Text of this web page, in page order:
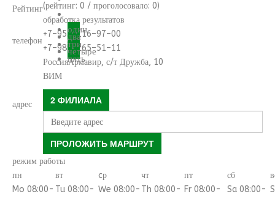
Рейтинг
один
два
три
четыре
пять
(рейтинг: 0 / проголосовало: 0)
обработка результатов
телефон
+7–953–116–97–00
+7–989–265–51–11
адрес
РоссияАрмавир, с/т Дружба, 10
ВИМ
2 ФИЛИАЛА
ПРОЛОЖИТЬ МАРШРУТ
режим работы
пн
вт cр чт пт сб
Mo 08:00- Tu 08:00- We 08:00- Th 08:00- Fr 08:00- Sa 08:00-